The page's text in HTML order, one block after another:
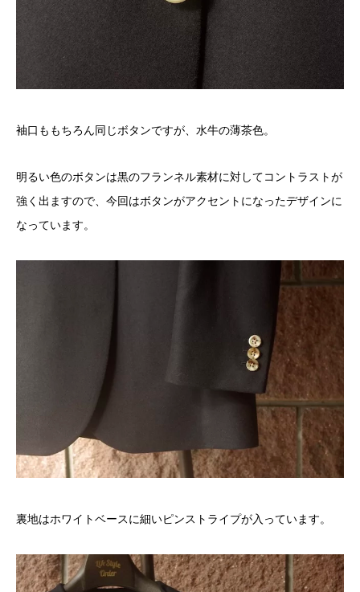
袖口ももちろん同じボタンですが、水牛の薄茶色。
明るい色のボタンは黒のフランネル素材に対してコントラストが
強く出ますので、今回はボタンがアクセントになったデザインに
なっています。
裏地はホワイトベースに細いピンストライプが入っています。